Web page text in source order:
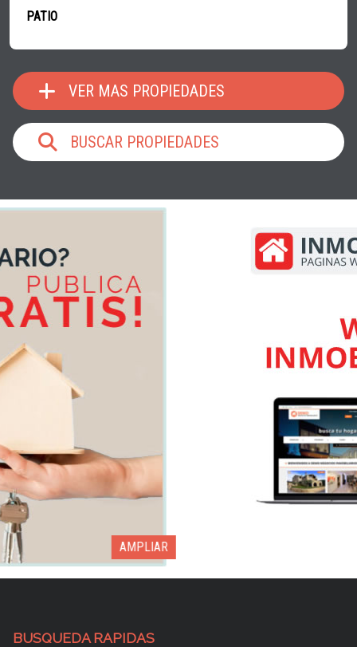
PATIO
VER MAS PROPIEDADES
BUSCAR PROPIEDADES
BUSQUEDA RAPIDAS